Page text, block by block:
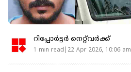
റിപ്പോർട്ടർ നെറ്റ്‌വര്‍ക്ക്‌
1 min read|22 Apr 2026, 10:06 am